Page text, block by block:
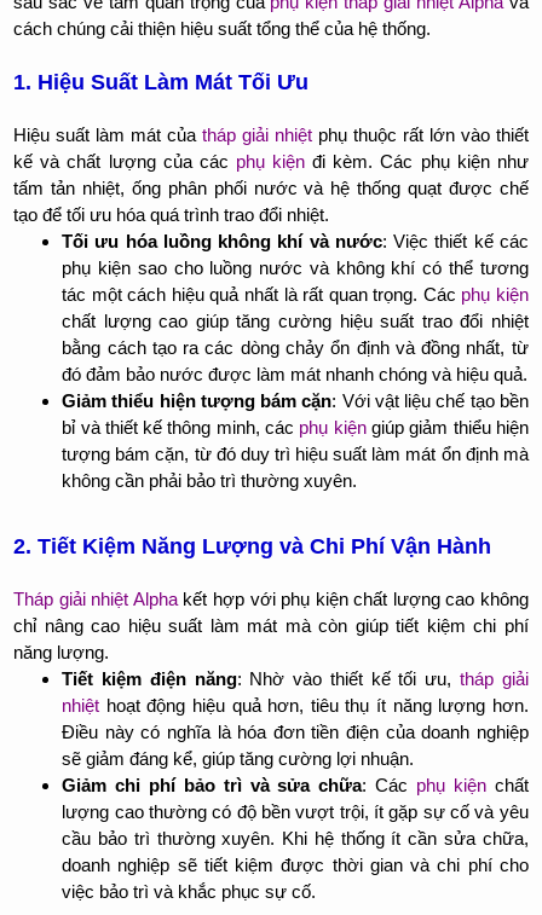
cách chúng cải thiện hiệu suất tổng thể của hệ thống.
1. Hiệu Suất Làm Mát Tối Ưu
Hiệu suất làm mát củatháp giải nhiệtphụ thuộc rất lớn vào thiết
kế và chất lượng của các phụ kiện đi kèm. Các phụ kiện như
tấm tản nhiệt, ống phân phối nước và hệ thống quạt được chế
tạo để tối ưu hóa quá trình trao đổi nhiệt.
Tối ưu hóa luồng không khí và nước: Việc thiết kế các
phụ kiện sao cho luồng nước và không khí có thể tương
tác một cách hiệu quả nhất là rất quan trọng. Các phụ kiện
chất lượng cao giúp tăng cường hiệu suất trao đổi nhiệt
bằng cách tạo ra các dòng chảy ổn định và đồng nhất, từ
đó đảm bảo nước được làm mát nhanh chóng và hiệu quả.
Giảm thiểu hiện tượng bám cặn: Với vật liệu chế tạo bền
bỉ và thiết kế thông minh, các phụ kiện giúp giảm thiểu hiện
tượng bám cặn, từ đó duy trì hiệu suất làm mát ổn định mà
không cần phải bảo trì thường xuyên.
2. Tiết Kiệm Năng Lượng và Chi Phí Vận Hành
Tháp giải nhiệt Alphakết hợp với phụ kiện chất lượng cao không
chỉ nâng cao hiệu suất làm mát mà còn giúp tiết kiệm chi phí
năng lượng.
Tiết kiệm điện năng: Nhờ vào thiết kế tối ưu,tháp giải
nhiệt hoạt động hiệu quả hơn, tiêu thụ ít năng lượng hơn.
Điều này có nghĩa là hóa đơn tiền điện của doanh nghiệp
sẽ giảm đáng kể, giúp tăng cường lợi nhuận.
Giảm chi phí bảo trì và sửa chữa: Các phụ kiệnchất
lượng cao thường có độ bền vượt trội, ít gặp sự cố và yêu
cầu bảo trì thường xuyên. Khi hệ thống ít cần sửa chữa,
doanh nghiệp sẽ tiết kiệm được thời gian và chi phí cho
việc bảo trì và khắc phục sự cố.